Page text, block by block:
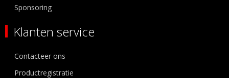
Sponsoring
Klanten service
Contacteer ons
Productregistratie